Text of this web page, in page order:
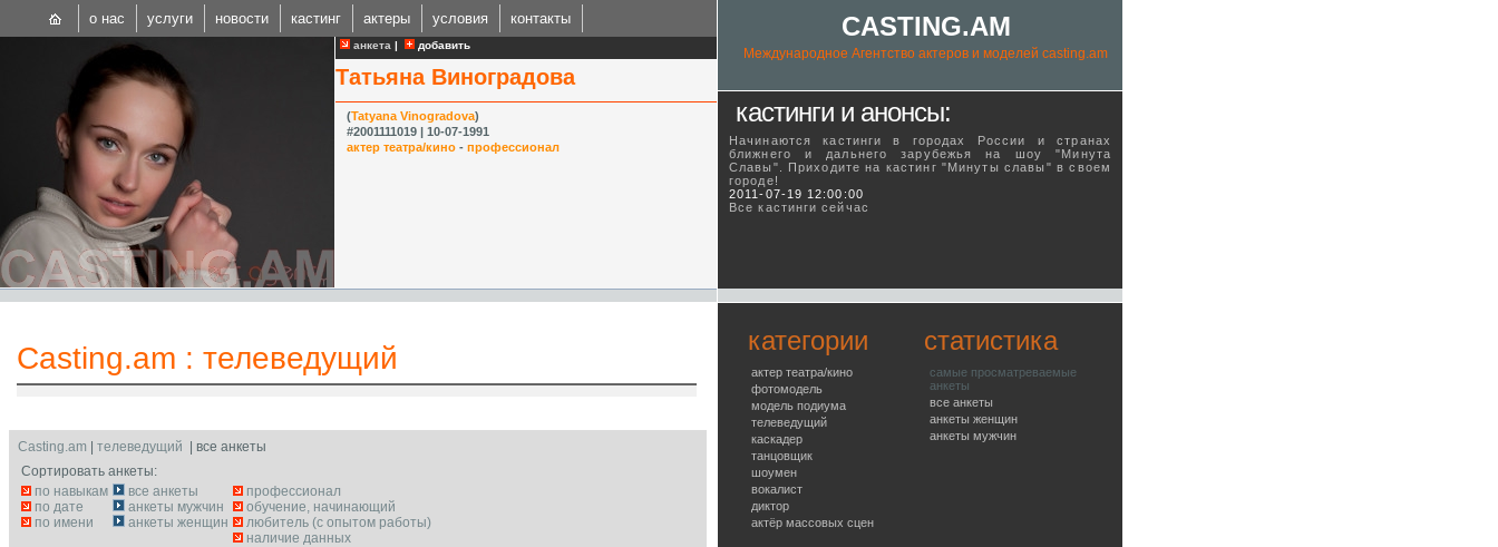
анкета | добавить
Татьяна Виноградова
(Tatyana Vinogradova)
#2001111019 | 10-07-1991
актер театра/кино - профессионал
Casting.am : телеведущий
Casting.am телеведущий | все анкеты
Сортировать анкеты:
по навыкам
по дате
по имени
все анкеты
анкеты мужчин
анкеты женщин
профессионал
обучение, начинающий
любитель (с опытом работы)
наличие данных
о нас услуги новости кастинг актеры условия контакты CASTING.AM
Международное Агентство актеров и моделей casting.am
кастинги и анонсы:
Начинаются кастинги в городах России и странах
ближнего и дальнего зарубежья на шоу "Минута
Славы". Приходите на кастинг "Минуты славы" в своeм
городе!
2011-07-19 12:00:00
Все кастинги сейчас
категории
актер театра/кино
фотомодель
модель подиума
телеведущий
каскадер
танцовщик
шоумен
вокалист
диктор
актёр массовых сцен
статистика
самые просматреваемые
анкеты
все анкеты
анкеты женщин
анкеты мужчин